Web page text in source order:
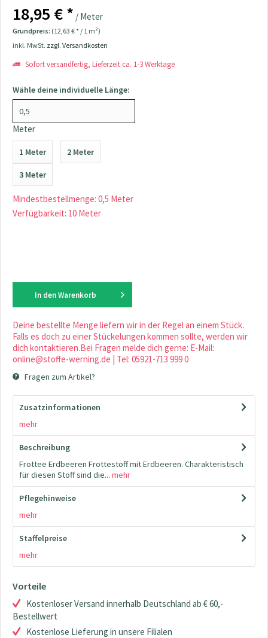
18,95 € * / Meter
Grundpreis: (12,63 € * / 1 m²)
inkl. MwSt. zzgl. Versandkosten
Sofort versandfertig, Lieferzeit ca. 1-3 Werktage
Wähle deine individuelle Länge:
Meter
1 Meter 2 Meter
3 Meter
Mindestbestellmenge: 0,5 Meter
Verfügbarkeit: 10 Meter
In den Warenkorb
Deine bestellte Menge liefern wir in der Regel an einem Stück.
Falls es doch zu einer Stückelungen kommen sollte, werden wir
dich kontaktieren.Bei Fragen melde dich gerne: E-Mail:
online@stoffe-werning.de | Tel: 05921-713 999 0
Fragen zum Artikel?
Zusatzinformationen
mehr
Beschreibung
Frottee Erdbeeren Frottestoff mit Erdbeeren. Charakteristisch
für diesen Stoff sind die... mehr
Pflegehinweise
mehr
Staffelpreise
mehr
Vorteile
Kostenloser Versand innerhalb Deutschland ab € 60,-
Bestellwert
Kostenlose Lieferung in unsere Filialen